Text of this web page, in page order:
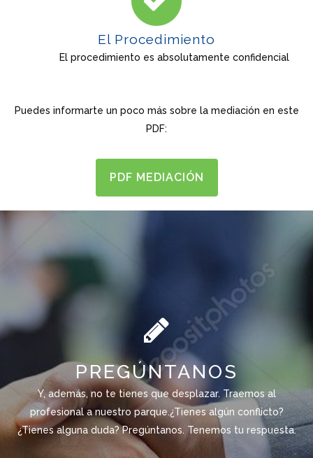
El Procedimiento
El procedimiento es absolutamente confidencial
Puedes informarte un poco más sobre la mediación en este
PDF:
PDF MEDIACIÓN
PREGÚNTANOS
Y, además, no te tienes que desplazar. Traemos al
profesional a nuestro parque.¿Tienes algún conflicto?
¿Tienes alguna duda? Pregúntanos. Tenemos tu respuesta.